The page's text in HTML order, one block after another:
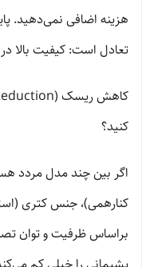
هزینه اضافی نمی‌دهید.
تعادل است: کیفیت بالا
کنید؟
اگر بین چند مدل مردد
کنارهمی)، جنس کتری
براساس ظرفیت و توان